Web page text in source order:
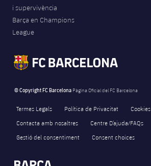
i supervivència
Barça en Champions
League
© Copyright FC Barcelona Pàgina Oficial del FC Barcelona
Termes Legals Política de Privacitat Cookies
Contacta amb nosaltres
Centre D’ajuda/FAQs
Gestió del consentiment
Consent choices